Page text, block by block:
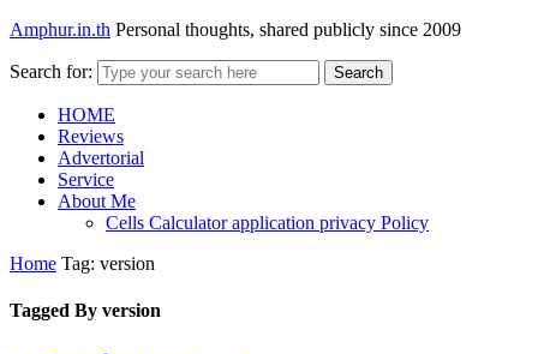
Amphur.in.th Personal thoughts, shared publicly since 2009
Search for: Search
HOME
Reviews
Advertorial
Service
About Me
Cells Calculator application privacy Policy
Home Tag: version
Tagged By version